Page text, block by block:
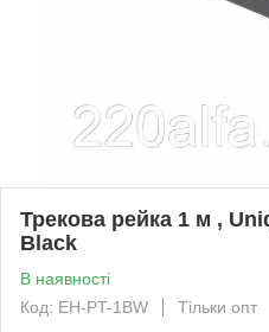
Трекова рейка 1 м ,
Black
В наявності
Код: EH-PT-1BW
Тільки опт